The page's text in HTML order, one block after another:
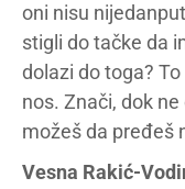
oni nisu
stigli do tačke da
dolazi do toga?
nos. Znači, dok
možeš da pređeš
Vesna Rakić-